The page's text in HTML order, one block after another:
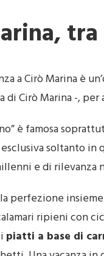
a Cirò Marina è
di Cirò Marina -,
è famosa
soltanto in
e di rilevanza
perfezione
ripieni con
piatti a base di